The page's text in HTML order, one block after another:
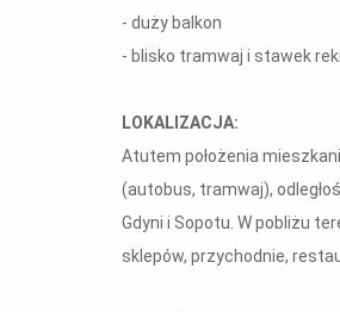
- duży balkon
- blisko tramwaj i stawek
LOKALIZACJA:
Atutem położenia
(autobus, tramwaj),
Gdyni i Sopotu. W pobliżu
sklepów, przychodnie,